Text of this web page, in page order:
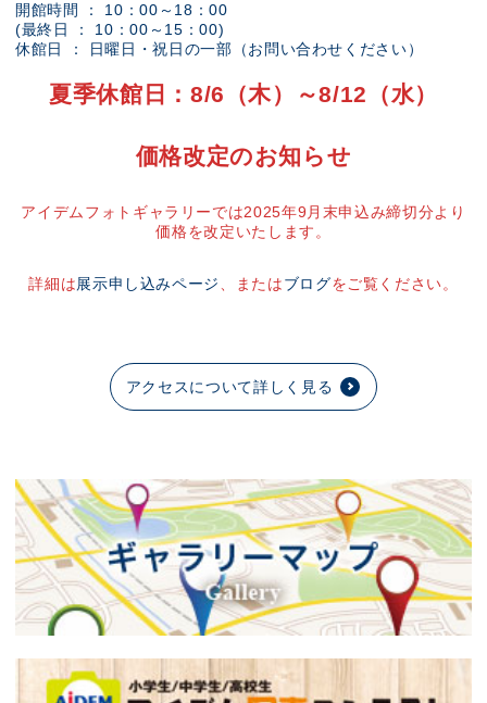
開館時間 ： 10：00～18：00
(最終日 ： 10：00～15：00)
休館日 ： 日曜日・祝日の一部（お問い合わせください）
夏季休館日：8/6（木）～8/12（水）
価格改定のお知らせ
アイデムフォトギャラリーでは2025年9月末申込み締切分より
価格を改定いたします。
詳細は展示申し込みページ 、またはブログをご覧ください。
アクセスについて詳しく見る